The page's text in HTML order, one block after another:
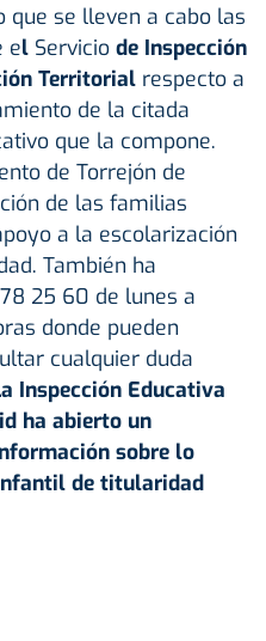
se lleven a cabo las
el Servicio de Inspección
Territorial respecto a
de la citada
que la compone.
de Torrejón de
de las familias
a la escolarización
También ha
25 60 de lunes a
donde pueden
cualquier duda
Inspección Educativa
ha abierto un
sobre lo
de titularidad